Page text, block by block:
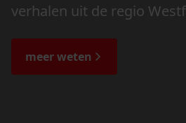
verhalen uit de regio
de bijzondere verhalen.
meer weten